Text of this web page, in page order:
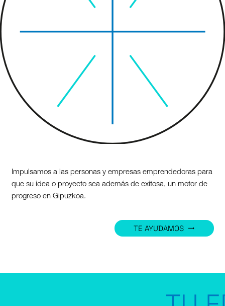
Impulsamos a las personas y empresas emprendedoras para
que su idea o proyecto sea además de exitosa, un motor de
progreso en Gipuzkoa.
TE AYUDAMOS trending_flat